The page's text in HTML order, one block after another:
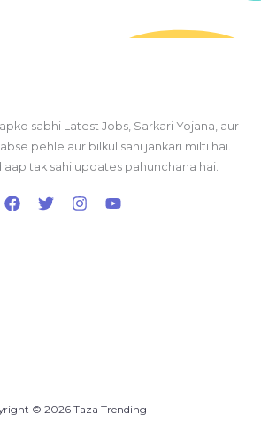
sabhi Latest Jobs, Sarkari Yojana, aur
pehle aur bilkul sahi jankari milti hai.
tak sahi updates pahunchana hai.
© 2026 Taza Trending